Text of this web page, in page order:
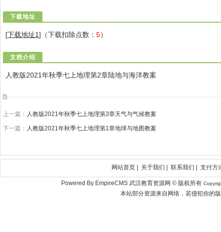
下载地址
[下载地址1]（下载扣除点数： 5）
文档介绍
人教版2021年秋季七上地理第2章陆地与海洋教案
上一篇： 人教版2021年秋季七上地理第3章天气与气候教案
下一篇： 人教版2021年秋季七上地理第1章地球与地图教案
网站首页 关于我们 联系我们 支付方
Powered By EmpireCMS 武汉教育资源网 © 版权所有
本站部分资源来自网络，若侵犯你的